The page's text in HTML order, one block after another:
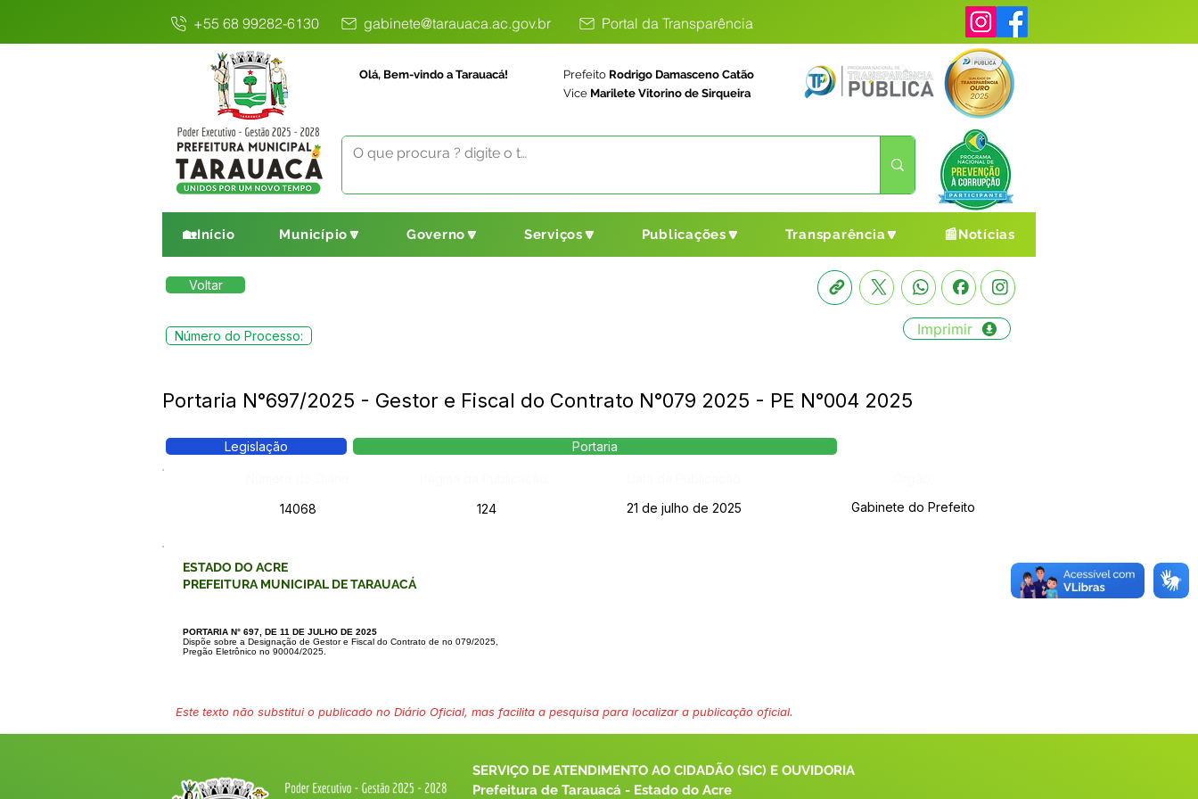
+55 68 99282-6130 gabinete@tarauaca.ac.gov.br Portal da Transparência
Olá, Bem-vindo a Tarauacá! Prefeito Rodrigo Damasceno Catão
Vice Marilete Vitorino de Sirqueira
🏡Início Município🔽 Governo🔽 Serviços🔽 Publicações🔽 Transparência🔽 📰Notícias
Voltar
Número do Processo: Imprimir
Portaria N°697/2025 - Gestor e Fiscal do Contrato N°079 2025 - PE N°004 2025
Legislação Portaria
14068
124 21 de julho de 2025 Gabinete do Prefeito
ESTADO DO ACRE
PREFEITURA MUNICIPAL DE TARAUACÁ
PORTARIA N° 697, DE 11 DE JULHO DE 2025
Dispõe sobre a Designação de Gestor e Fiscal do Contrato de no 079/2025,
Pregão Eletrônico no 90004/2025.
Este texto não substitui o publicado no Diário Oficial, mas facilita a pesquisa para localizar a publicação oficial.
SERVIÇO DE ATENDIMENTO AO CIDADÃO (SIC) E OUVIDORIA
Prefeitura de Tarauacá - Estado do Acre